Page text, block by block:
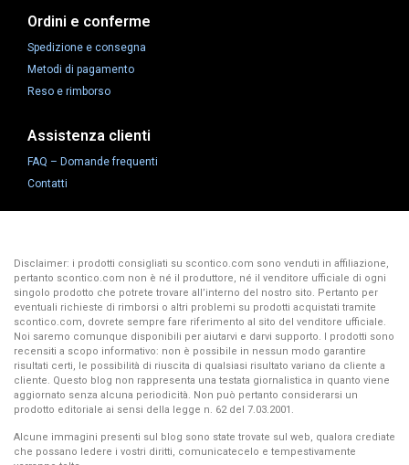
Ordini e conferme
Spedizione e consegna
Metodi di pagamento
Reso e rimborso
Assistenza clienti
FAQ – Domande frequenti
Contatti
Disclaimer: i prodotti consigliati su scontico.com sono venduti in affiliazione,
pertanto scontico.com non è né il produttore, né il venditore ufficiale di ogni
singolo prodotto che potrete trovare all’interno del nostro sito. Pertanto per
eventuali richieste di rimborsi o altri problemi su prodotti acquistati tramite
scontico.com, dovrete sempre fare riferimento al sito del venditore ufficiale.
Noi saremo comunque disponibili per aiutarvi e darvi supporto. I prodotti sono
recensiti a scopo informativo: non è possibile in nessun modo garantire
risultati certi, le possibilità di riuscita di qualsiasi risultato variano da cliente a
cliente. Questo blog non rappresenta una testata giornalistica in quanto viene
aggiornato senza alcuna periodicità. Non può pertanto considerarsi un
prodotto editoriale ai sensi della legge n. 62 del 7.03.2001.
Alcune immagini presenti sul blog sono state trovate sul web, qualora crediate
che possano ledere i vostri diritti, comunicatecelo e tempestivamente